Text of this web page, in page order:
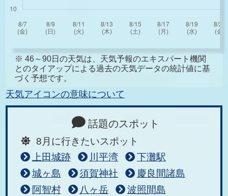
※ 46～90日の天気は、天気予報のエキスパート機関
とのタイアップによる過去の天気データの統計値に基
づく予想です。
天気アイコンの意味について
話題のスポット
8月に行きたいスポット
上田城跡
川平湾
下灘駅
城ヶ島
須賀神社
慶良間諸島
阿智村
八ヶ岳
波照間島